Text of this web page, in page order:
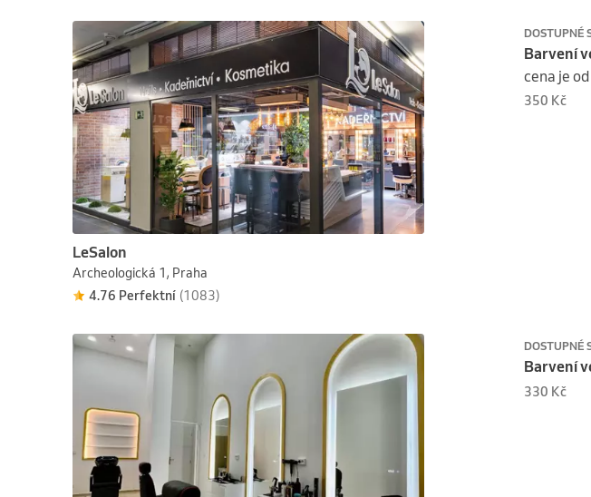
LeSalon
Archeologická 1, Praha
4.76 Perfektní (1083)
DOSTUPNÉ
Barvení
cena je
350 Kč
DOSTUPNÉ
Barvení
330 Kč